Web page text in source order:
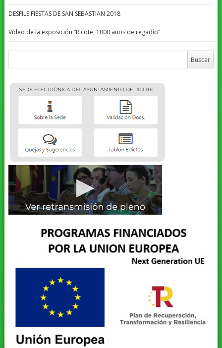
DESFILE FIESTAS DE SAN SEBASTIAN 2018
Vídeo de la exposición “Ricote, 1000 años de regadío”